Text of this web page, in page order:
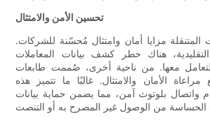
تحسين الأمن والامتثال
المتنقلة مزايا أمان وامتثال مُحسّنة للشركات.
التقليدية، هناك خطر كشف بيانات المعاملات
معها. من ناحية أخرى، صُممت طابعات
مراعاة الأمان والامتثال. غالبًا ما تتميز هذه
واتصال بلوتوث آمن، مما يضمن حماية بيانات